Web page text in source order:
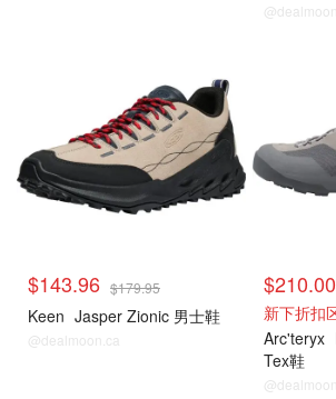
$143.96 $179.95
Keen Jasper Zionic 男士鞋
@dealmoon.ca
$210.00
新下折扣
Arc'teryx
Tex鞋